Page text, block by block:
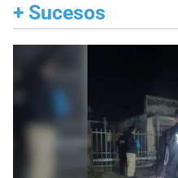
+ Sucesos